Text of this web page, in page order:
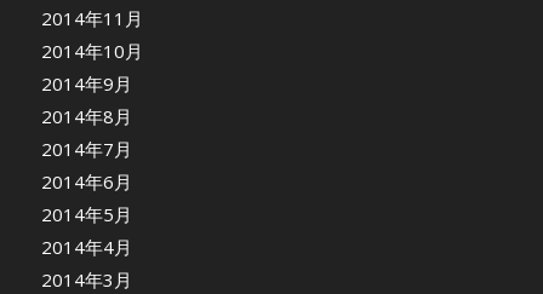
2014年11月
2014年10月
2014年9月
2014年8月
2014年7月
2014年6月
2014年5月
2014年4月
2014年3月